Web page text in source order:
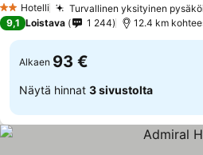
2 Tähtiluokitus
Hotelli Turvallinen yksityinen
9,1 Loistava 1 244 12.4 km
Alkaen 93 €
Näytä hinnat 3 sivustolta